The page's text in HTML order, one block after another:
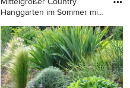
Hanggarten im Sommer mit
Mittelgroßer Country
Hanggarten im Sommer mit
Blumenbeet, direkter
Sonneneinstrahlung und
Mulch in Sonstige